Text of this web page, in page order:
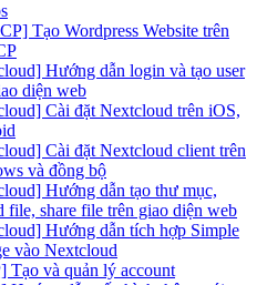
Tạo Wordpress Website trên
Hướng dẫn login và tạo user
diện web
Cài đặt Nextcloud trên iOS,
Cài đặt Nextcloud client trên
và đồng bộ
Hướng dẫn tạo thư mục,
file, share file trên giao diện web
Hướng dẫn tích hợp Simple
vào Nextcloud
Tạo và quản lý account